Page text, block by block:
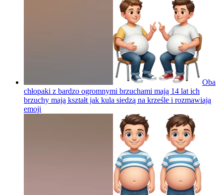
Oba
chłopaki z bardzo ogromnymi brzuchami mają 14 lat ich
brzuchy mają kształt jak kula siedzą na krześle i rozmawiają
emoji